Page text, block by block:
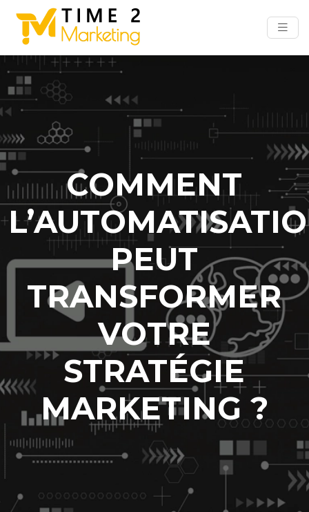
COMMENT
PEUT
TRANSFORMER
VOTRE
STRATÉGIE
MARKETING ?